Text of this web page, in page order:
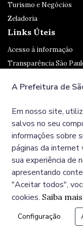
Turismo e Negócios
Zeladoria
Links Úteis
Acesso à informação
Transparência São
Ouvidoria
Redes Sociais
© COPYRIGHT
A Prefeitura de
Em nosso site,
salvos no seu
informações sobre
páginas da internet
sua experiência de
apresentando
"Aceitar todos",
cookies. Saiba mais
Configuração